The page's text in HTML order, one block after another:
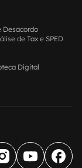
Desacordo
de Tax e SPED
Digital